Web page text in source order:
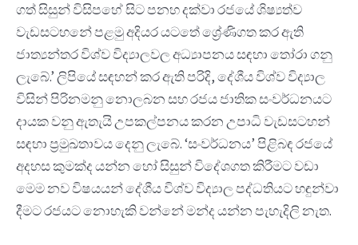
ගත් සිසුන් විසිපහේ සිට පනහ දක්වා රජයේ ශිෂ්‍යත්ව
වැඩසටහනේ පළමු අදියර යටතේ ශ්‍රේණිගත කර ඇති
ජාත්‍යන්තර විශ්ව විද්‍යාලවල අධ්‍යාපනය සඳහා තෝරා ගනු
ලැබේ.’ ලිපියේ සඳහන් කර ඇති පරිදි, දේශීය විශ්ව විද්‍යාල
විසින් පිරිනමනු නොලබන සහ රජය ජාතික සංවර්ධනයට
දායක වනු ඇතැයි උපකල්පනය කරන උපාධි වැඩසටහන්
සඳහා ප්‍රමුඛතාවය දෙනු ලැබේ. ‘සංවර්ධනය’ පිළිබඳ රජයේ
අදහස කුමක්ද යන්න හෝ සිසුන් විදේශගත කිරීමට වඩා
මෙම නව විෂයයන් දේශීය විශ්ව විද්‍යාල පද්ධතියට හඳුන්වා
දීමට රජයට නොහැකි වන්නේ මන්ද යන්න පැහැදිලි නැත.